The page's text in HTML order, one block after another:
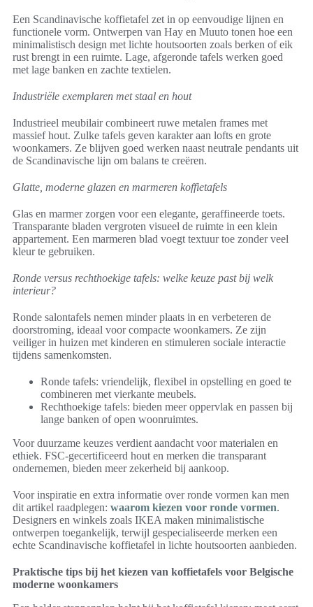
Een Scandinavische koffietafel zet in op eenvoudige lijnen en
functionele vorm. Ontwerpen van Hay en Muuto tonen hoe een
minimalistisch design met lichte houtsoorten zoals berken of eik
rust brengt in een ruimte. Lage, afgeronde tafels werken goed
met lage banken en zachte textielen.
Industriële exemplaren met staal en hout
Industrieel meubilair combineert ruwe metalen frames met
massief hout. Zulke tafels geven karakter aan lofts en grote
woonkamers. Ze blijven goed werken naast neutrale pendants uit
de Scandinavische lijn om balans te creëren.
Glatte, moderne glazen en marmeren koffietafels
Glas en marmer zorgen voor een elegante, geraffineerde toets.
Transparante bladen vergroten visueel de ruimte in een klein
appartement. Een marmeren blad voegt textuur toe zonder veel
kleur te gebruiken.
Ronde versus rechthoekige tafels: welke keuze past bij welk
interieur?
Ronde salontafels nemen minder plaats in en verbeteren de
doorstroming, ideaal voor compacte woonkamers. Ze zijn
veiliger in huizen met kinderen en stimuleren sociale interactie
tijdens samenkomsten.
Ronde tafels: vriendelijk, flexibel in opstelling en goed te
combineren met vierkante meubels.
Rechthoekige tafels: bieden meer oppervlak en passen bij
lange banken of open woonruimtes.
Voor duurzame keuzes verdient aandacht voor materialen en
ethiek. FSC-gecertificeerd hout en merken die transparant
ondernemen, bieden meer zekerheid bij aankoop.
Voor inspiratie en extra informatie over ronde vormen kan men
dit artikel raadplegen: waarom kiezen voor ronde vormen.
Designers en winkels zoals IKEA maken minimalistische
ontwerpen toegankelijk, terwijl gespecialiseerde merken een
echte Scandinavische koffietafel in lichte houtsoorten aanbieden.
Praktische tips bij het kiezen van koffietafels voor Belgische
moderne woonkamers